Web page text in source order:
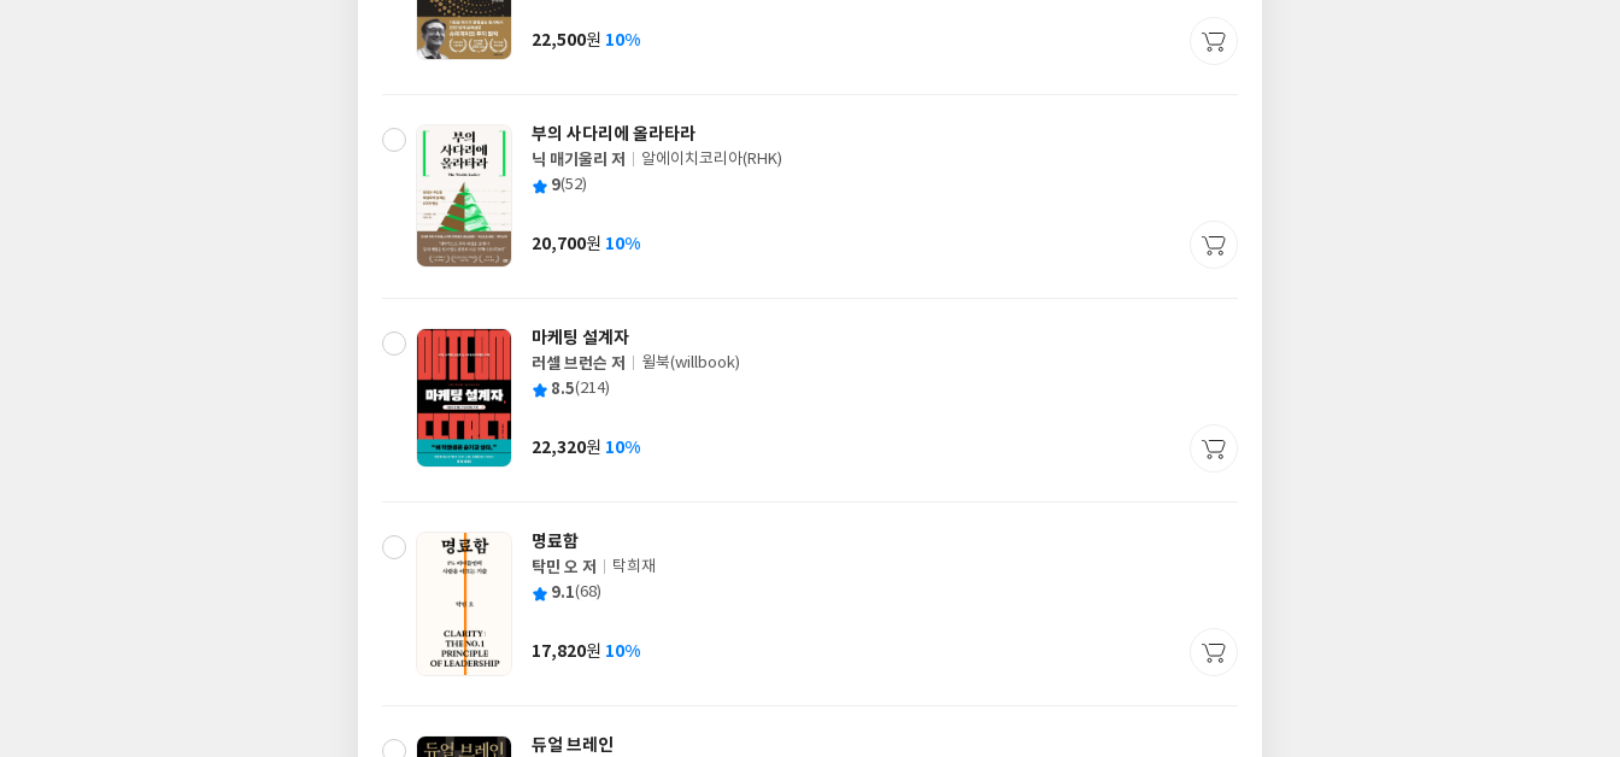
사
가
22,500원 10%
부의 사다리에 올라타라
글
쓴
닉 매기울리 저
출
사
알에이치코리아(RHK)
평 9(52)
가
20,700원 10%
마케팅 설계자
글
쓴
러셀 브런슨 저
출
사
윌북(willbook)
평 8.5(214)
가
22,320원 10%
명료함
글
쓴
탁민 오 저
출
사
탁희재
평 9.1(68)
가
17,820원 10%
듀얼 브레인